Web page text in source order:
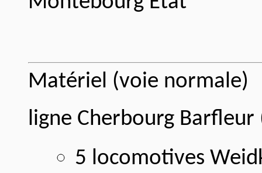
Matériel (voie normale)
ligne Cherbourg Barfleur
5 locomotives